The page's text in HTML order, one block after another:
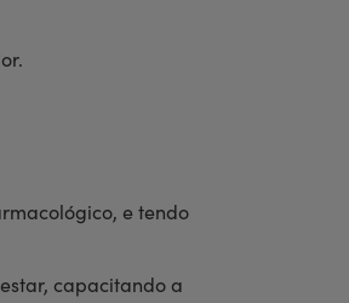
e tendo
capacitando a